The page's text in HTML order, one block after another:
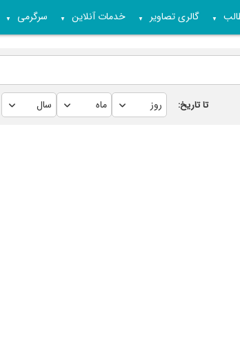
▼ گالری تصاویر ▼ خدمات آنلاین ▼ سرگرمی ▼
تا تاریخ: